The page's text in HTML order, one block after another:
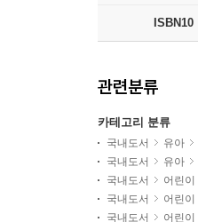
ISBN10
관련분류
카테고리 분류
국내도서 유아
국내도서
유아
국내도서
어린이
국내도서
어린이
국내도서
어린이